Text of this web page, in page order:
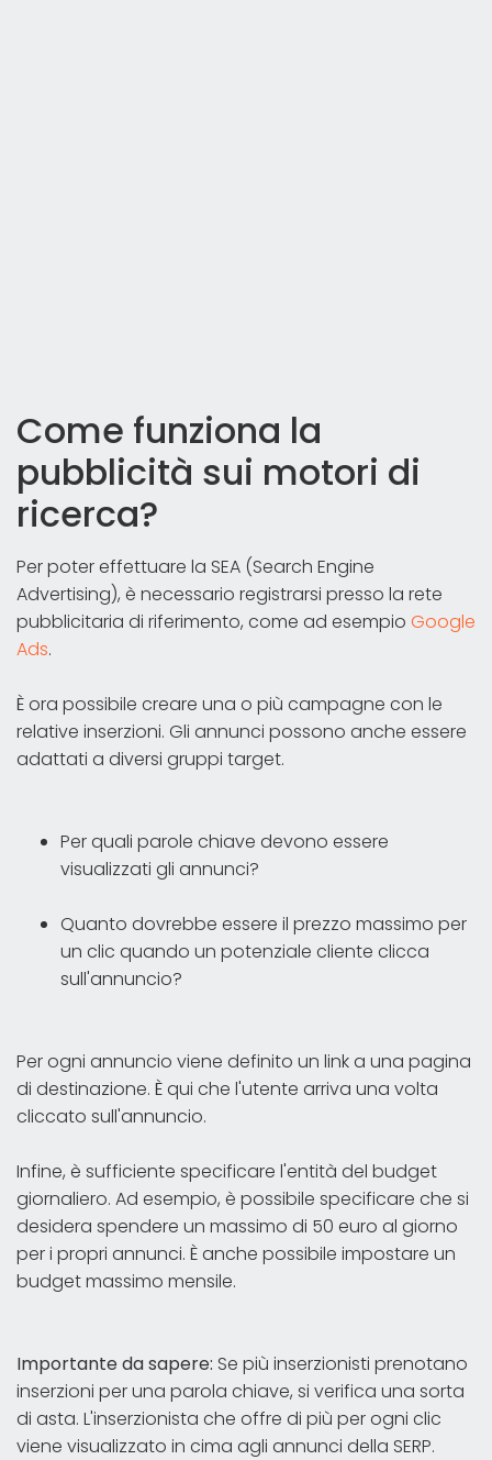
Come funziona la
pubblicità sui motori di
ricerca?
Per poter effettuare la SEA (Search Engine
Advertising), è necessario registrarsi presso la rete
pubblicitaria di riferimento, come ad esempio Google
Ads.
È ora possibile creare una o più campagne con le
relative inserzioni. Gli annunci possono anche essere
adattati a diversi gruppi target.
Per quali parole chiave devono essere
visualizzati gli annunci?
Quanto dovrebbe essere il prezzo massimo per
un clic quando un potenziale cliente clicca
sull'annuncio?
Per ogni annuncio viene definito un link a una pagina
di destinazione. È qui che l'utente arriva una volta
cliccato sull'annuncio.
Infine, è sufficiente specificare l'entità del budget
giornaliero. Ad esempio, è possibile specificare che si
desidera spendere un massimo di 50 euro al giorno
per i propri annunci. È anche possibile impostare un
budget massimo mensile.
Importante da sapere: Se più inserzionisti prenotano
inserzioni per una parola chiave, si verifica una sorta
di asta. L'inserzionista che offre di più per ogni clic
viene visualizzato in cima agli annunci della SERP.